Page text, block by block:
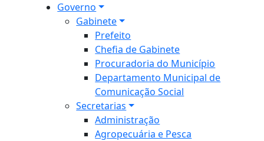
Governo
Gabinete
Prefeito
Chefia de Gabinete
Procuradoria do Município
Departamento Municipal de
Comunicação Social
Secretarias
Administração
Agropecuária e Pesca